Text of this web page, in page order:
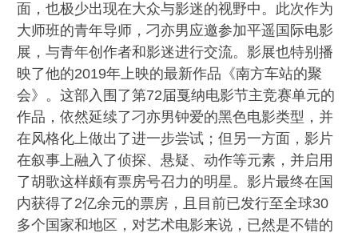
面，也极少出现在大众与影迷的视野中。此次作为
大师班的青年导师，刁亦男应邀参加平遥国际电影
展，与青年创作者和影迷进行交流。影展也特别播
映了他的2019年上映的最新作品《南方车站的聚
会》。这部入围了第72届戛纳电影节主竞赛单元的
作品，依然延续了刁亦男钟爱的黑色电影类型，并
在风格化上做出了进一步尝试；但另一方面，影片
在叙事上融入了侦探、悬疑、动作等元素，并启用
了胡歌这样颇有票房号召力的明星。影片最终在国
内获得了2亿余元的票房，且目前已发行至全球30
多个国家和地区，对艺术电影来说，已然是不错的